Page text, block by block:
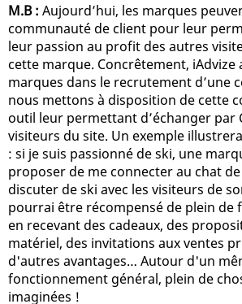
M.B : Aujourd’hui, les marques
communauté de client pour leur
leur passion au profit des autres
cette marque. Concrêtement, iAdvize
marques dans le recrutement d’une
nous mettons à disposition de cette
outil leur permettant d’échanger par
visiteurs du site. Un exemple
: si je suis passionné de ski, une
proposer de me connecter au chat
discuter de ski avec les visiteurs de
pourrai être récompensé de plein de
en recevant des cadeaux, des
matériel, des invitations aux ventes
d'autres avantages… Autour d'un
fonctionnement général, plein de
imaginées !